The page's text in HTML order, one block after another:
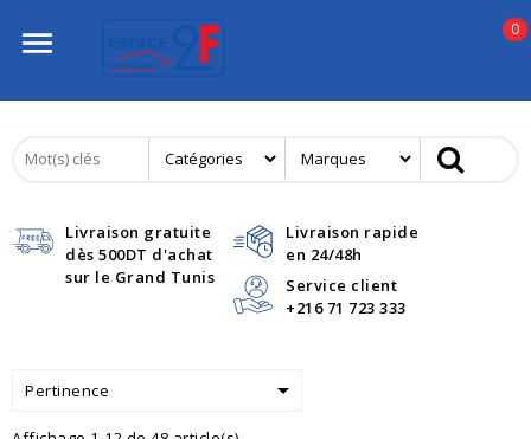
 0
Livraison gratuite
dès 500DT d'achat
sur le Grand Tunis
Livraison rapide
en 24/48h
Service client
+216 71 723 333
Pertinence 